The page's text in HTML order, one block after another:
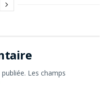
Les champs